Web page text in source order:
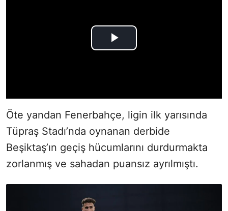
Öte yandan Fenerbahçe, ligin ilk yarısında
Tüpraş Stadı’nda oynanan derbide
Beşiktaş’ın geçiş hücumlarını durdurmakta
zorlanmış ve sahadan puansız ayrılmıştı.